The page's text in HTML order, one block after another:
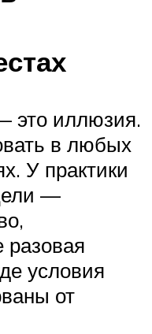
это иллюзия.
в любых
У практики
—
разовая
условия
от